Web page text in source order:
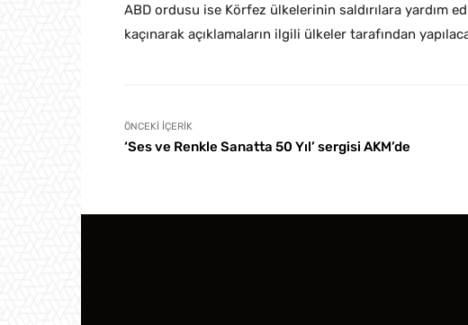
ABD ordusu ise Körfez ülkelerinin saldırılara yardım
kaçınarak açıklamaların ilgili ülkeler tarafından
ÖNCEKI İÇERIK
‘Ses ve Renkle Sanatta 50 Yıl’ sergisi AKM’de